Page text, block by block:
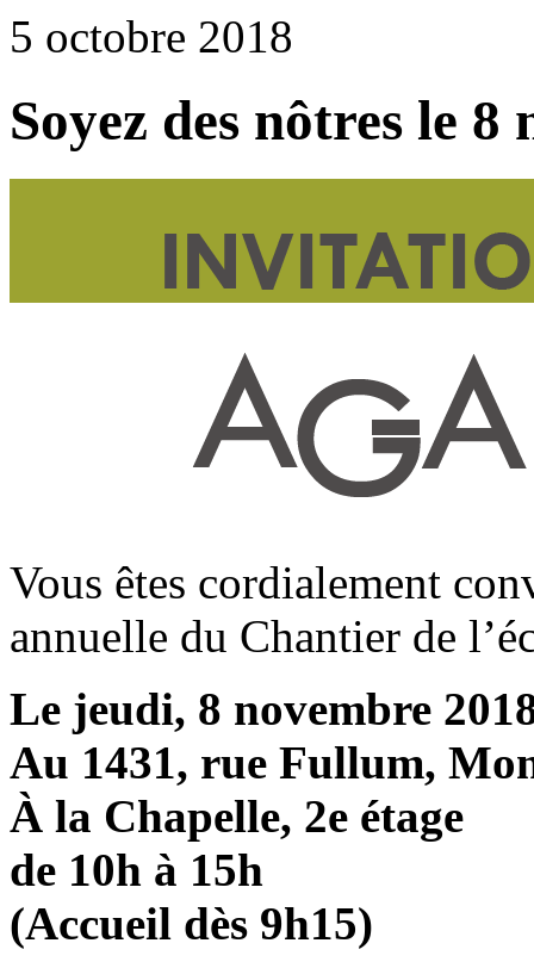
5 octobre 2018
Soyez des nôtres le
Vous êtes cordialement
annuelle du Chantier de
Le jeudi, 8 novembre
Au 1431, rue Fullum,
À la Chapelle, 2e étage
de 10h à 15h
(Accueil dès 9h15)